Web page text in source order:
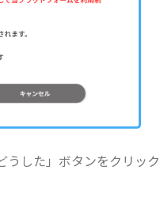
した」ボタンをクリッ